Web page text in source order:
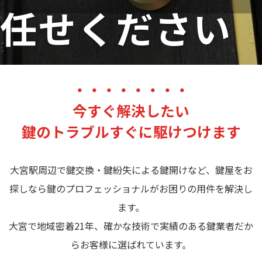
任せください
お待たせいたしません
大宮の施工実績多数
他社で断られた難しい案件もOK
03 全て弊社作業員の直接施工
・・・・・・・・
今すぐ解決したい
鍵のトラブルすぐに駆けつけます
大宮駅周辺で鍵交換・鍵紛失による鍵開けなど、鍵屋をお
探しなら鍵のプロフェッショナルがお困りの用件を解決し
ます。
大宮で地域密着21年、確かな技術で実績のある鍵業者だか
らお客様に選ばれています。